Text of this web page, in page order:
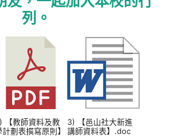
列。
【教師資料及教
計劃表撰寫原則】
3) 【邑山社大新進
講師資料表】.doc